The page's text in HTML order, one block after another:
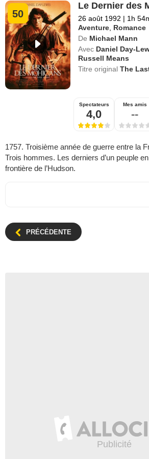
50
Le Dernier des
26 août 1992 | 1h
Aventure, Romance
De Michael Mann
Avec Daniel Day-
Russell Means
Titre originalThe
Spectateurs
4,0
Mes amis
--
1757. Troisième année de guerre entre la
Trois hommes. Les derniers d’un peuple
frontière de l’Hudson.
PRÉCÉDENTE